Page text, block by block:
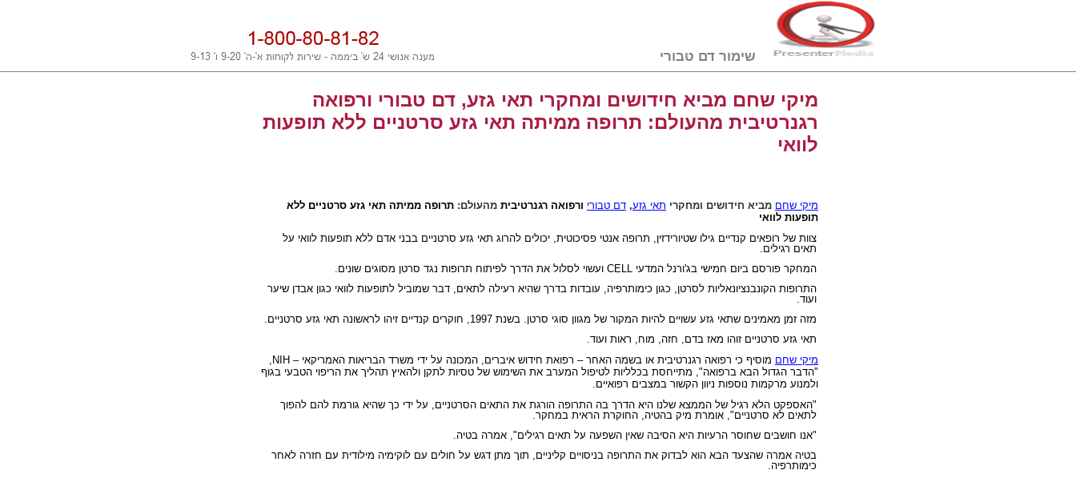
מיקי שחם מביא חידושים ומחקרי תאי גזע, דם טבורי ורפואה
רגנרטיבית מהעולם: תרופה ממיתה תאי גזע סרטניים ללא תופעות
לוואי
מיקי שחם מביא חידושים ומחקרי תאי גזע, דם טבורי ורפואה רגנרטיבית מהעולם: תרופה ממיתה תאי גזע סרטניים ללא
תופעות לוואי
צוות של רופאים קנדיים גילו שטיורידזין, תרופה אנטי פסיכוטית, יכולים להרוג תאי גזע סרטניים בבני אדם ללא תופעות לוואי על
תאים רגילים.
המחקר פורסם ביום חמישי בג'ורנל המדעי
CELLועשוי לסלול את הדרך לפיתוח תרופות נגד סרטן מסוגים שונים.
התרופות הקונבנציונאליות לסרטן, כגון כימותרפיה, עובדות בדרך שהיא רעילה לתאים, דבר שמוביל לתופעות לוואי כגון אבדן שיער
ועוד.
מזה זמן מאמינים שתאי גזע עשויים להיות המקור של מגוון סוגי סרטן. בשנת 1997, חוקרים קנדיים זיהו לראשונה תאי גזע סרטניים.
תאי גזע סרטניים זוהו מאז בדם, חזה, מוח, ראות ועוד.
מיקי שחם מוסיף כי רפואה רגנרטיבית או בשמה האחר – רפואת חידוש איברים, המכונה על ידי משרד הבריאות האמריקאי – NIH
"הדבר הגדול הבא ברפואה", מתייחסת בכלליות לטיפול המערב את השימוש של טסיות לתקן ולהאיץ תהליך את הריפוי הטבעי בגוף
ולמנוע מרקמות נוספות ניוון הקשור במצבים רפואיים.
"האספקט הלא רגיל של הממצא שלנו היא הדרך בה התרופה הורגת את התאים הסרטניים, על ידי כך שהיא גורמת להם להפוך
לתאים לא סרטניים", אומרת מיק בהטיה, החוקרת הראית במחקר.
"אנו חושבים שחוסר הרעיות היא הסיבה שאין השפעה על תאים רגילים", אמרה בטיה.
בטיה אמרה שהצעד הבא הוא לבדוק את התרופה בניסויים קליניים, תוך מתן דגש על חולים עם לוקימיה מילודית עם חזרה לאחר
כימותרפיה.